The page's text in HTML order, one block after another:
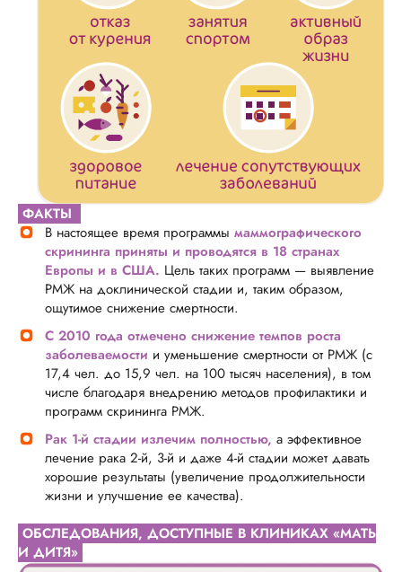
ФАКТЫ
В настоящее время программы маммографического
скрининга приняты и проводятся в 18 странах
Европы и в США. Цель таких программ — выявление
РМЖ на доклинической стадии и, таким образом,
ощутимое снижение смертности.
С 2010 года отмечено снижение темпов роста
заболеваемости и уменьшение смертности от РМЖ (с
17,4 чел. до 15,9 чел. на 100 тысяч населения), в том
числе благодаря внедрению методов профилактики и
программ скрининга РМЖ.
Рак 1-й стадии излечим полностью, а эффективное
лечение рака 2-й, 3-й и даже 4-й стадии может давать
хорошие результаты (увеличение продолжительности
жизни и улучшение ее качества).
ОБСЛЕДОВАНИЯ, ДОСТУПНЫЕ В КЛИНИКАХ «МАТЬ
И ДИТЯ»